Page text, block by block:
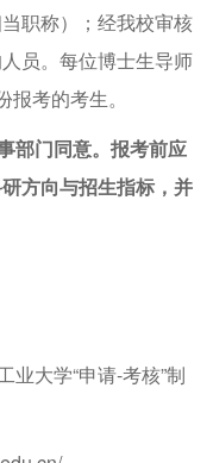
职称）；经我校审核
员。 每位博士生导师
报考的考生。
部门同意。报考前应
方向与招生指标，并
业大学“申请-考核”制